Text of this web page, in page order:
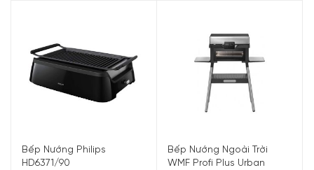
Bếp Nướng Philips
HD6371/90
Bếp Nướng Ngoài Trời
WMF Profi Plus Urban